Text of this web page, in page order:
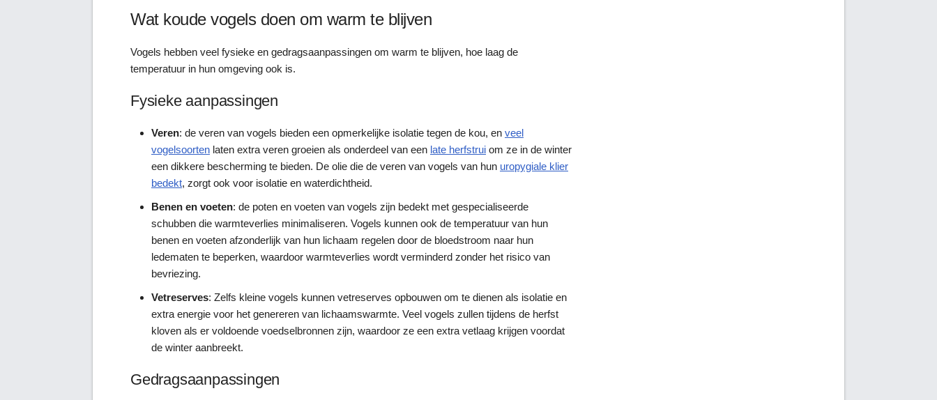
Wat koude vogels doen om warm te blijven
Vogels hebben veel fysieke en gedragsaanpassingen om warm te blijven, hoe laag de
temperatuur in hun omgeving ook is.
Fysieke aanpassingen
Veren: de veren van vogels bieden een opmerkelijke isolatie tegen de kou, en veel
vogelsoorten laten extra veren groeien als onderdeel van een late herfstrui om ze in de winter
een dikkere bescherming te bieden. De olie die de veren van vogels van hun uropygiale klier
bedekt, zorgt ook voor isolatie en waterdichtheid.
Benen en voeten: de poten en voeten van vogels zijn bedekt met gespecialiseerde
schubben die warmteverlies minimaliseren. Vogels kunnen ook de temperatuur van hun
benen en voeten afzonderlijk van hun lichaam regelen door de bloedstroom naar hun
ledematen te beperken, waardoor warmteverlies wordt verminderd zonder het risico van
bevriezing.
Vetreserves: Zelfs kleine vogels kunnen vetreserves opbouwen om te dienen als isolatie en
extra energie voor het genereren van lichaamswarmte. Veel vogels zullen tijdens de herfst
kloven als er voldoende voedselbronnen zijn, waardoor ze een extra vetlaag krijgen voordat
de winter aanbreekt.
Gedragsaanpassingen